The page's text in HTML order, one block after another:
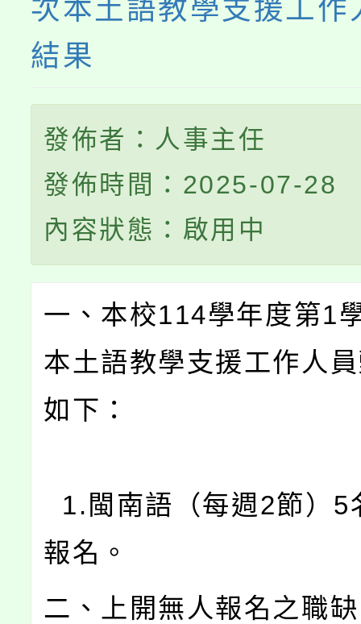
次本土語教學支援工作
結果
發佈者：人事主任
發佈時間：2025-07-28
內容狀態：啟用中
一、本校114學年度第1
本土語教學支援工作人
如下：
1.閩南語（每週2節）5
報名。
二、上開無人報名之職